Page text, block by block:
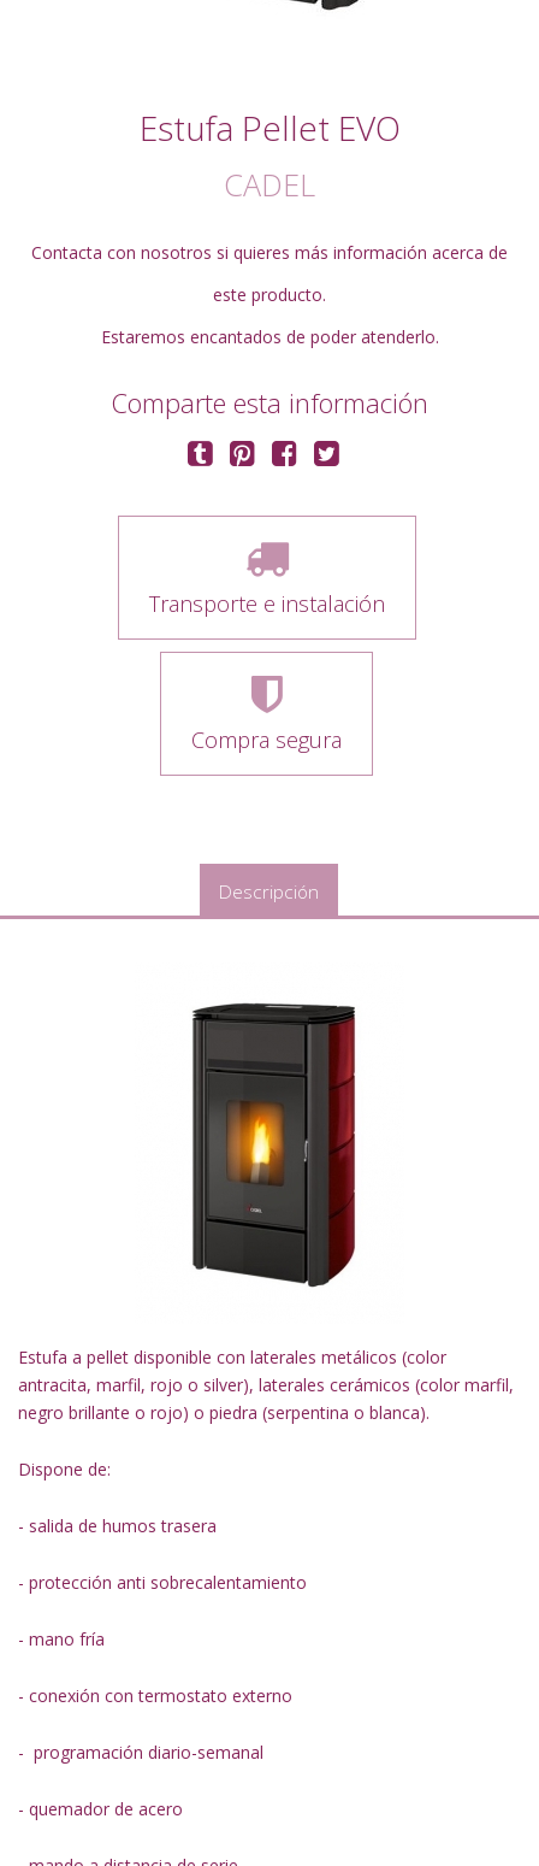
Estufa Pellet EVO
CADEL
Contacta con nosotros si quieres más información acerca de
este producto.
Estaremos encantados de poder atenderlo.
Comparte esta información
Transporte e instalación
Compra segura
Descripción
Estufa a pellet disponible con laterales metálicos (color
antracita, marfil, rojo o silver), laterales cerámicos (color marfil,
negro brillante o rojo) o piedra (serpentina o blanca).
Dispone de:
- salida de humos trasera
- protección anti sobrecalentamiento
- mano fría
- conexión con termostato externo
- programación diario-semanal
- quemador de acero